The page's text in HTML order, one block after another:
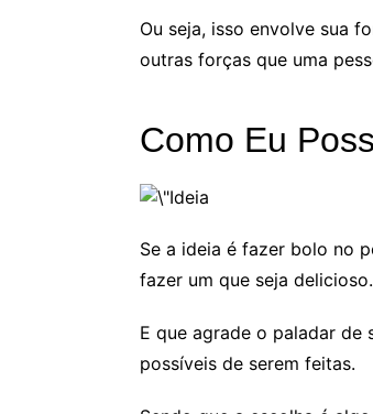
Ou seja, isso envolve sua
outras forças que uma
Como Eu
Se a ideia é fazer bolo no
fazer um que seja delicioso.
E que agrade o paladar de
possíveis de serem feitas.